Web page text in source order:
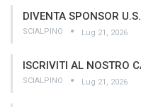
DIVENTA SPONSOR
SCIALPINO Lug 21, 2026
ISCRIVITI AL NOSTRO
SCIALPINO Lug 21, 2026